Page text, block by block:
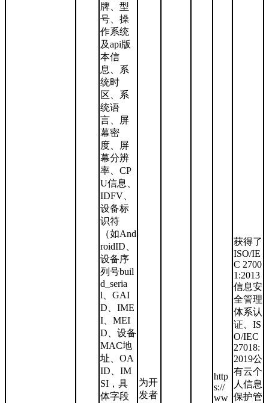
牌、型
号、操
作系统
及api版
本信
息、系
统时
区、系
统语
言、屏
幕密
度、屏
幕分辨
率、CP
U信息、
IDFV、
设备标
识符
（如And
roidID、
设备序
列号buil
d_seria
l、GAI
D、IME
I、MEI
D、设备
MAC地
址、OA
ID、IM
SI，具
体字段
为开
发者
http
s://
ww
获得了
ISO/IE
C 2700
1:2013
信息安
全管理
体系认
证、IS
O/IEC
27018:
2019公
有云个
人信息
保护管